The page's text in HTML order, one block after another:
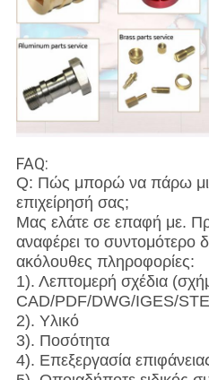
FAQ:
Q: Πώς μπορώ να πάρω
επιχείρησή σας;
Μας ελάτε σε επαφή με.
αναφέρει το συντομότερο
ακόλουθες πληροφορίες:
1). Λεπτομερή σχέδια
CAD/PDF/DWG/IGES/
2). Υλικό
3). Ποσότητα
4). Επεξεργασία